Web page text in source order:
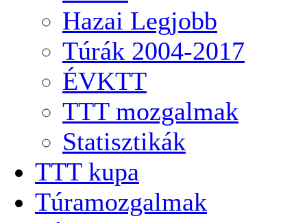
Hazai Legjobb
Túrák 2004-2017
ÉVKTT
TTT mozgalmak
Statisztikák
TTT kupa
Túramozgalmak